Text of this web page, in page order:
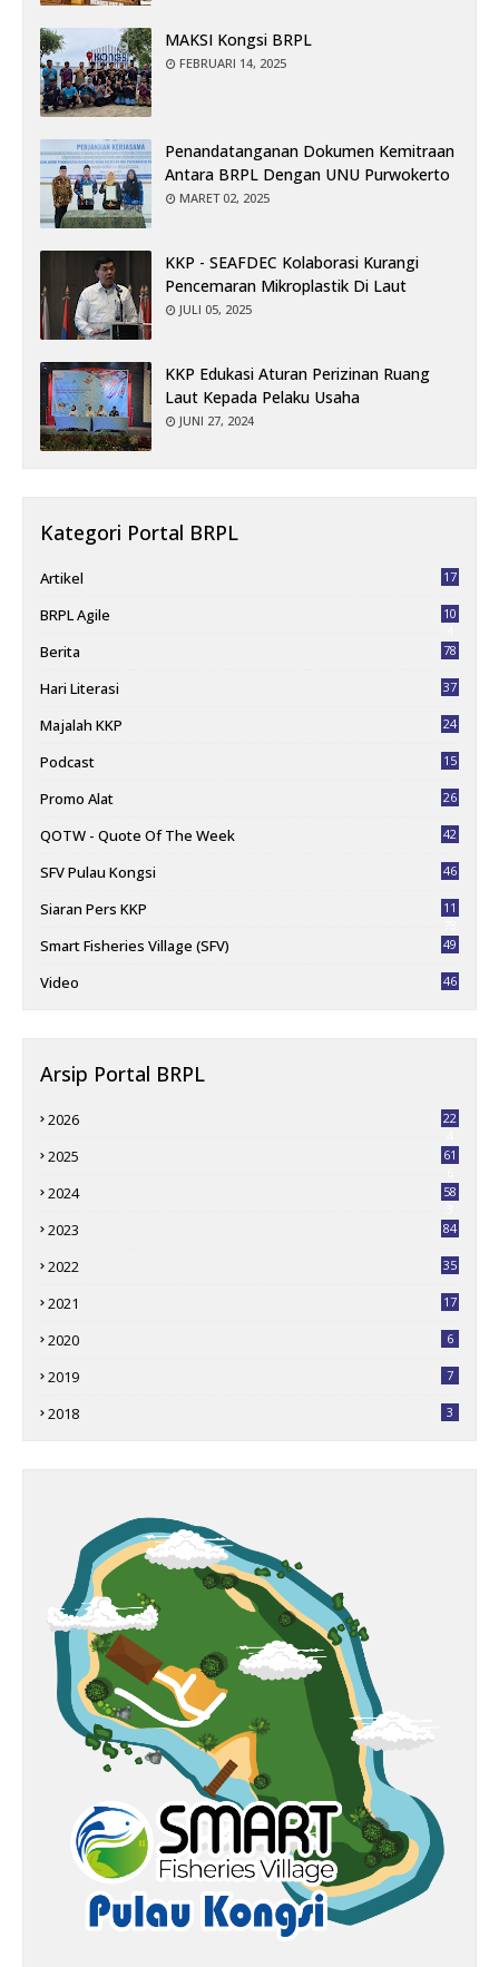
MAKSI Kongsi BRPL
FEBRUARI 14, 2025
Penandatanganan Dokumen Kemitraan
Antara BRPL Dengan UNU Purwokerto
MARET 02, 2025
KKP - SEAFDEC Kolaborasi Kurangi
Pencemaran Mikroplastik Di Laut
JULI 05, 2025
KKP Edukasi Aturan Perizinan Ruang
Laut Kepada Pelaku Usaha
JUNI 27, 2024
Kategori Portal BRPL
Artikel 17
BRPL Agile
10
Berita 78
Hari Literasi 37
Majalah KKP 24
Podcast 15
Promo Alat 26
QOTW - Quote Of The Week 42
SFV Pulau Kongsi 46
Siaran Pers KKP
11
Smart Fisheries Village (SFV) 49
Video 46
Arsip Portal BRPL
2026
22
2025
61
2024
58
2023 84
2022 35
2021 17
2020 6
2019 7
2018 3